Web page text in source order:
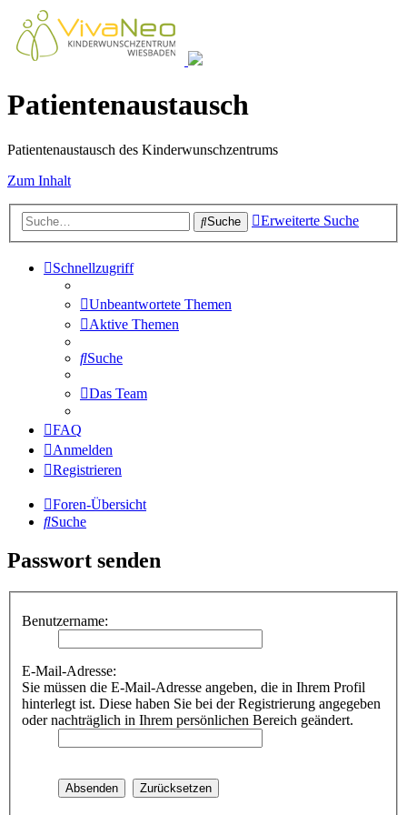
Patientenaustausch
Patientenaustausch des Kinderwunschzentrums
Zum Inhalt
Suche Erweiterte Suche
Schnellzugriff
Unbeantwortete Themen
Aktive Themen
Suche
Das Team
FAQ
Anmelden
Registrieren
Foren-Übersicht
Suche
Passwort senden
Benutzername:
E-Mail-Adresse:
Sie müssen die E-Mail-Adresse angeben, die in Ihrem Profil
hinterlegt ist. Diese haben Sie bei der Registrierung angegeben
oder nachträglich in Ihrem persönlichen Bereich geändert.